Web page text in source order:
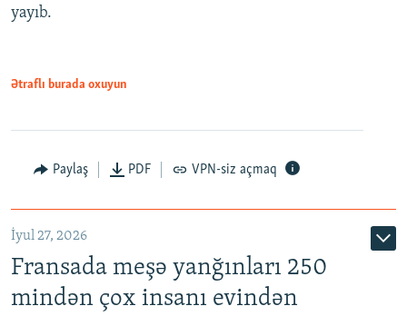
yayıb.
Ətraflı burada oxuyun
Paylaş PDF VPN-siz açmaq
İyul 27, 2026
Fransada meşə yanğınları 250
mindən çox insanı evindən